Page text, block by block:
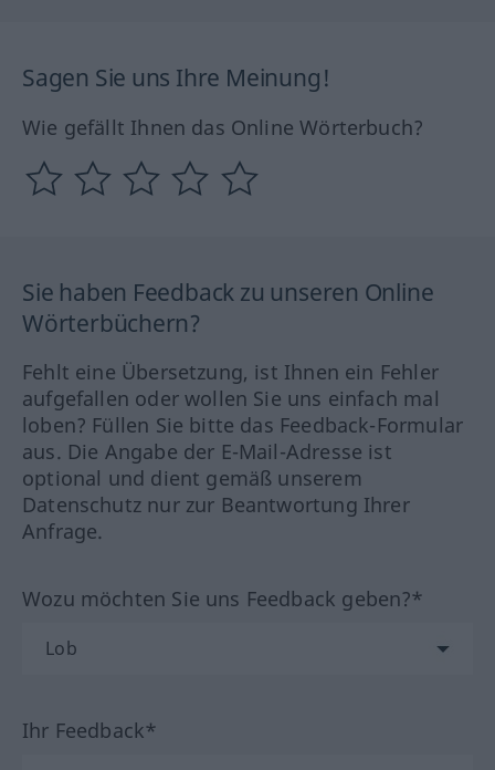
Sagen Sie uns Ihre Meinung!
Wie gefällt Ihnen das Online Wörterbuch?
Sie haben Feedback zu unseren Online
Wörterbüchern?
Fehlt eine Übersetzung, ist Ihnen ein Fehler
aufgefallen oder wollen Sie uns einfach mal
loben? Füllen Sie bitte das Feedback-Formular
aus. Die Angabe der E-Mail-Adresse ist
optional und dient gemäß unserem
Datenschutz nur zur Beantwortung Ihrer
Anfrage.
Wozu möchten Sie uns Feedback geben?*
Ihr Feedback*